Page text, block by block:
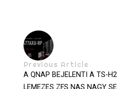
Previous Article
A QNAP BEJELENTI A TS-
LEMEZES ZFS NAS NAGY